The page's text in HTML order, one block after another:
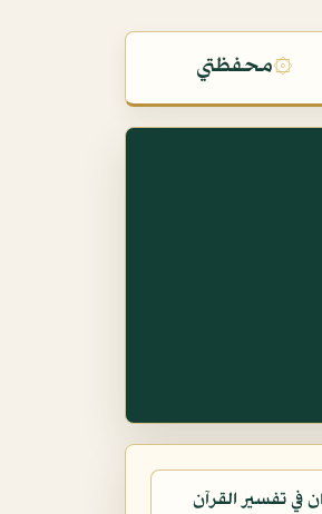
۞محفظتي
في تفسير القرآن